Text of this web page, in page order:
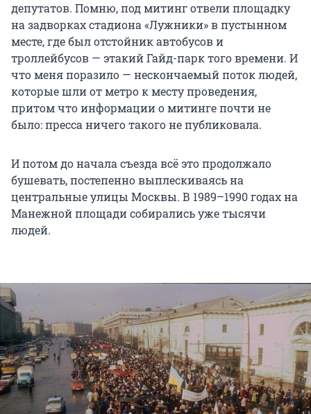
депутатов. Помню, под митинг отвели площадку
на задворках стадиона «Лужники» в пустынном
месте, где был отстойник автобусов и
троллейбусов — этакий Гайд-парк того времени. И
что меня поразило — нескончаемый поток людей,
которые шли от метро к месту проведения,
притом что информации о митинге почти не
было: пресса ничего такого не публиковала.
И потом до начала съезда всё это продолжало
бушевать, постепенно выплескиваясь на
центральные улицы Москвы. В 1989–1990 годах на
Манежной площади собирались уже тысячи
людей.